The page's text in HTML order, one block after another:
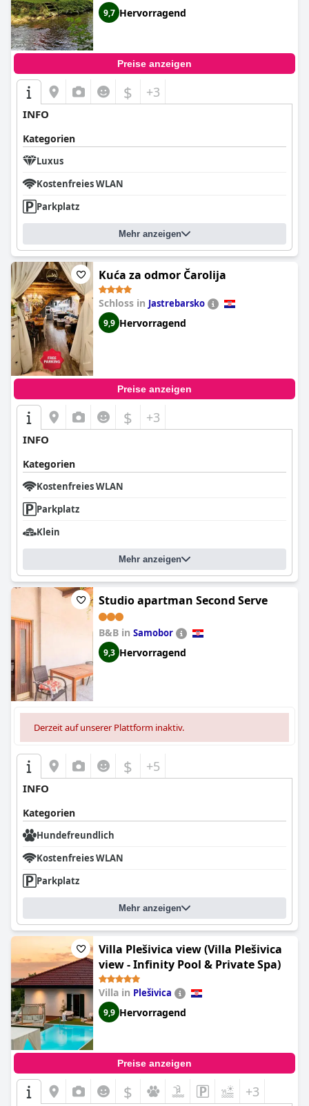
9,7 Hervorragend
Preise anzeigen
$ +3
INFO
Kategorien
Luxus
Kostenfreies WLAN
Parkplatz
Mehr anzeigen
Kuća za odmor Čarolija
Schloss in Jastrebarsko
9,9 Hervorragend
Preise anzeigen
$ +3
INFO
Kategorien
Kostenfreies WLAN
Parkplatz
Klein
Mehr anzeigen
Studio apartman Second Serve
B&B in Samobor
9,3 Hervorragend
Derzeit auf unserer Plattform inaktiv.
$ +5
INFO
Kategorien
Hundefreundlich
Kostenfreies WLAN
Parkplatz
Mehr anzeigen
Villa Plešivica view (Villa Plešivica
view - Infinity Pool & Private Spa)
Villa in Plešivica
9,9 Hervorragend
Preise anzeigen
$ +3